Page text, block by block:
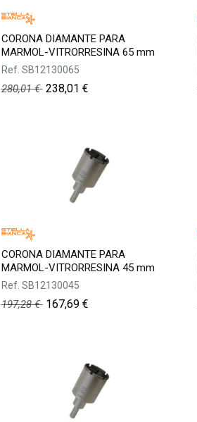
CORONA DIAMANTE PARA
MARMOL-VITRORRESINA 65 mm
Ref. SB12130065
280,01€ 238,01 €
CORONA DIAMANTE PARA
MARMOL-VITRORRESINA 45 mm
Ref. SB12130045
197,28€ 167,69€